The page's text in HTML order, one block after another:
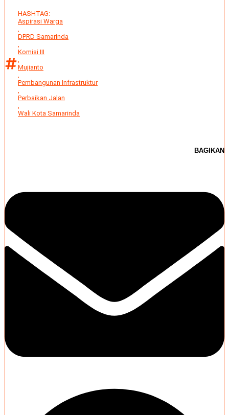
HASHTAG:
Aspirasi Warga
,
DPRD Samarinda
,
Komisi III
,
Mujianto
,
Pembangunan Infrastruktur
,
Perbaikan Jalan
,
Wali Kota Samarinda
BAGIKAN